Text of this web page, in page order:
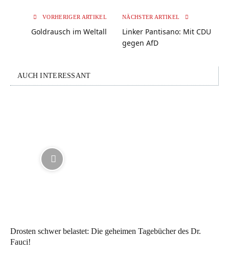
VORHERIGER ARTIKEL
Goldrausch im Weltall
NÄCHSTER ARTIKEL
Linker Pantisano: Mit CDU
gegen AfD
AUCH INTERESSANT
Drosten schwer belastet: Die geheimen Tagebücher des Dr.
Fauci!